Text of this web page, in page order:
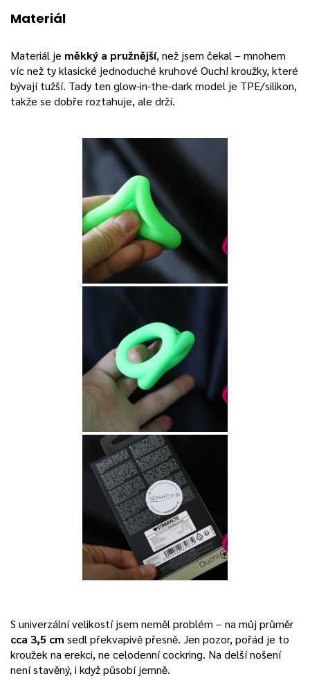
Materiál
Materiál je měkký a pružnější, než jsem čekal – mnohem
víc než ty klasické jednoduché kruhové Ouch! kroužky, které
bývají tužší. Tady ten glow-in-the-dark model je TPE/silikon,
takže se dobře roztahuje, ale drží.
S univerzální velikostí jsem neměl problém – na můj průměr
cca 3,5 cm sedl překvapivě přesně. Jen pozor, pořád je to
kroužek na erekci, ne celodenní cockring. Na delší nošení
není stavěný, i když působí jemně.